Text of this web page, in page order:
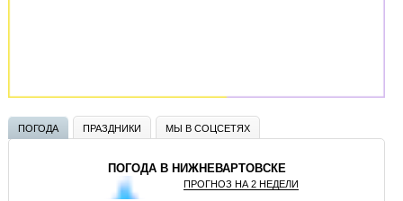
ПОГОДА ПРАЗДНИКИ МЫ В СОЦСЕТЯХ
ПОГОДА В НИЖНЕВАРТОВСКЕ
ПРОГНОЗ НА 2 НЕДЕЛИ